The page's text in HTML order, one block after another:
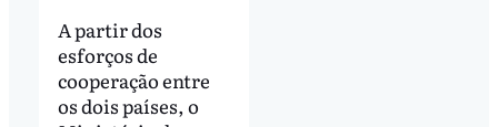
A partir dos
esforços de
cooperação entre
os dois países, o